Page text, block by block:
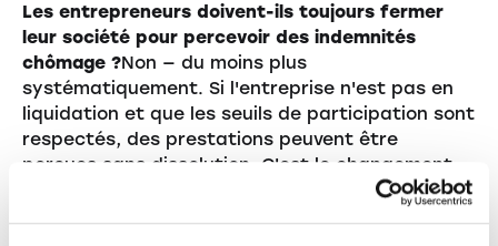
Les entrepreneurs doivent-ils toujours fermer
leur société pour percevoir des indemnités
chômage ?Non — du moins plus
systématiquement. Si l'entreprise n'est pas en
liquidation et que les seuils de participation sont
respectés, des prestations peuvent être
perçues sans dissolution. C'est le changement
fondamental par rapport à l'ancienne règle.